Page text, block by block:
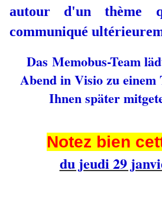
autour d'un thème
communiqué
Das Memobus-Team
Abend in Visio zu einem
Ihnen später
Notez bien
du jeudi 29